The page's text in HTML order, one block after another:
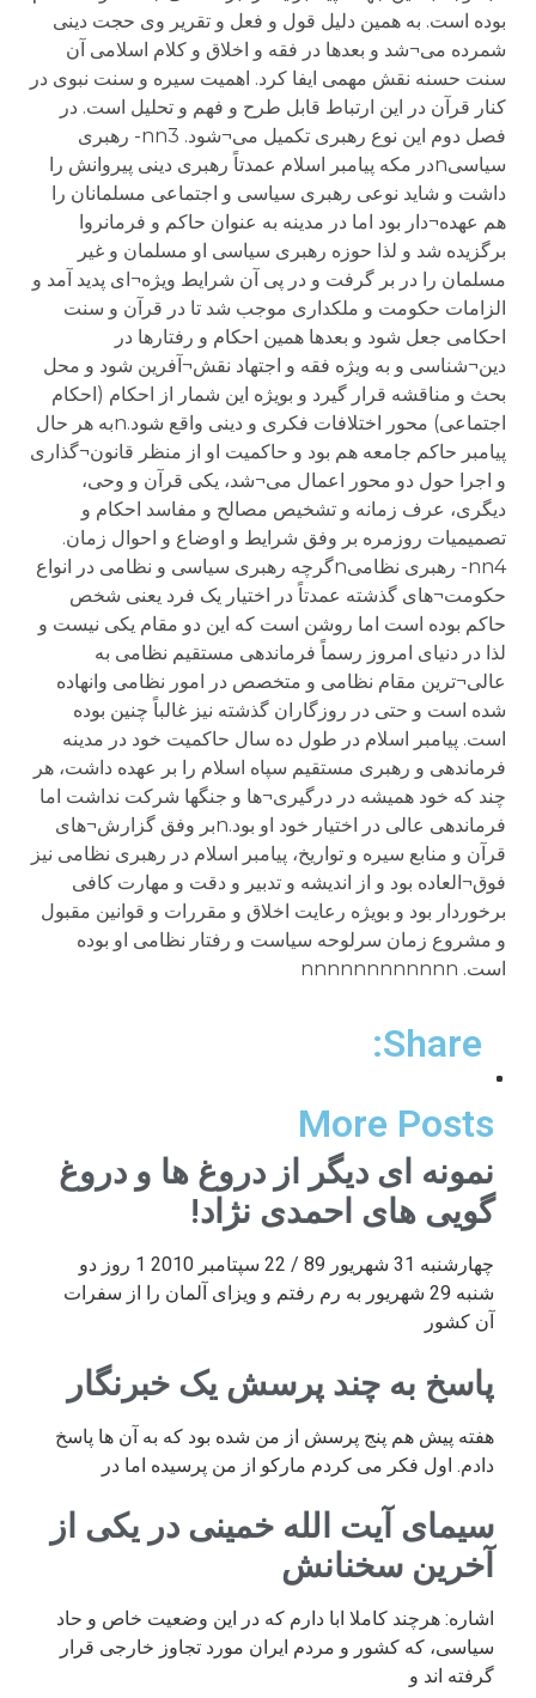
بوده است. به همین دلیل قول و فعل و تقریر وی حجت دینی
شمرده می¬شد و بعدها در فقه و اخلاق و کلام اسلامی آن
سنت حسنه نقش مهمی ایفا کرد. اهمیت سیره و سنت نبوی در
کنار قرآن در این ارتباط قابل طرح و فهم و تحلیل است. در
فصل دوم این نوع رهبری تکمیل می¬شود. nn3- رهبری
سیاسیnدر مکه پیامبر اسلام عمدتاً رهبری دینی پیروانش را
داشت و شاید نوعی رهبری سیاسی و اجتماعی مسلمانان را
هم عهده¬دار بود اما در مدینه به عنوان حاکم و فرمانروا
برگزیده شد و لذا حوزه رهبری سیاسی او مسلمان و غیر
مسلمان را در بر گرفت و در پی آن شرایط ویژه¬ای پدید آمد و
الزامات حکومت و ملکداری موجب شد تا در قرآن و سنت
احکامی جعل شود و بعدها همین احکام و رفتارها در
دین¬شناسی و به ویژه فقه و اجتهاد نقش¬آفرین شود و محل
بحث و مناقشه قرار گیرد و بویژه این شمار از احکام (احکام
اجتماعی) محور اختلافات فکری و دینی واقع شود.nبه هر حال
پیامبر حاکم جامعه هم بود و حاکمیت او از منظر قانون¬گذاری
و اجرا حول دو محور اعمال می¬شد، یکی قرآن و وحی،
دیگری، عرف زمانه و تشخیص مصالح و مفاسد احکام و
تصمیمیات روزمره بر وفق شرایط و اوضاع و احوال زمان.
nn4- رهبری نظامیnگرچه رهبری سیاسی و نظامی در انواع
حکومت¬های گذشته عمدتاً در اختیار یک فرد یعنی شخص
حاکم بوده است اما روشن است که این دو مقام یکی نیست و
لذا در دنیای امروز رسماً فرماندهی مستقیم نظامی به
عالی¬ترین مقام نظامی و متخصص در امور نظامی وانهاده
شده است و حتی در روزگاران گذشته نیز غالباً چنین بوده
است. پیامبر اسلام در طول ده سال حاکمیت خود در مدینه
فرماندهی و رهبری مستقیم سپاه اسلام را بر عهده داشت، هر
چند که خود همیشه در درگیری¬ها و جنگها شرکت نداشت اما
فرماندهی عالی در اختیار خود او بود.nبر وفق گزارش¬های
قرآن و منابع سیره و تواریخ، پیامبر اسلام در رهبری نظامی نیز
فوق¬العاده بود و از اندیشه و تدبیر و دقت و مهارت کافی
برخوردار بود و بویژه رعایت اخلاق و مقررات و قوانین مقبول
و مشروع زمان سرلوحه سیاست و رفتار نظامی او بوده
است. nnnnnnnnnnnn
Share:
More Posts
نمونه ای دیگر از دروغ ها و دروغ
گویی های احمدی نژاد!
چهارشنبه 31 شهریور 89 / 22 سپتامبر 2010 1 روز دو
شنبه 29 شهریور به رم رفتم و ویزای آلمان را از سفرات
آن کشور
پاسخ به چند پرسش یک خبرنگار
هفته پیش هم پنج پرسش از من شده بود که به آن ها پاسخ
دادم. اول فکر می کردم مارکو از من پرسیده اما در
سیمای آیت الله خمینی در یکی از
آخرین سخنانش
اشاره: هرچند کاملا ابا دارم که در این وضعیت خاص و حاد
سیاسی، که کشور و مردم ایران مورد تجاوز خارجی قرار
گرفته اند و